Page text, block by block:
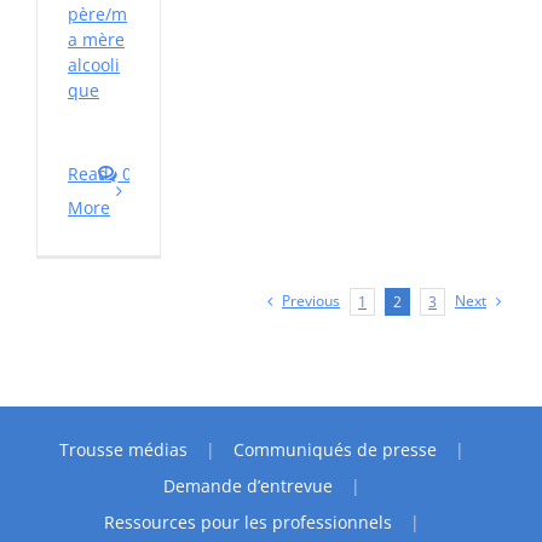
père/m
a mère
alcooli
que
Read
More
0
Previous 1 2 3 Next
Trousse médias
Communiqués de presse
Demande d’entrevue
Ressources pour les professionnels